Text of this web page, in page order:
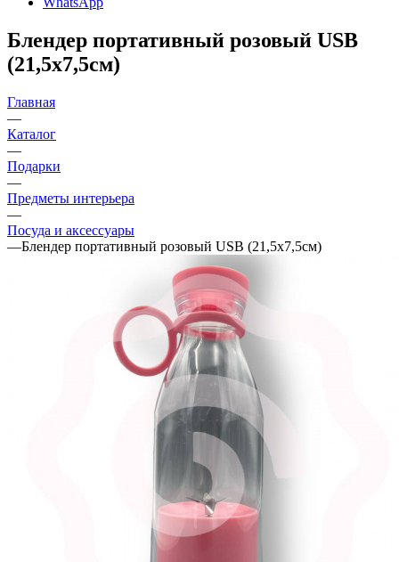
Блендер портативный розовый USB
(21,5х7,5см)
Главная
—
Каталог
—
Подарки
—
Предметы интерьера
—
Посуда и аксессуары
—Блендер портативный розовый USB (21,5х7,5см)